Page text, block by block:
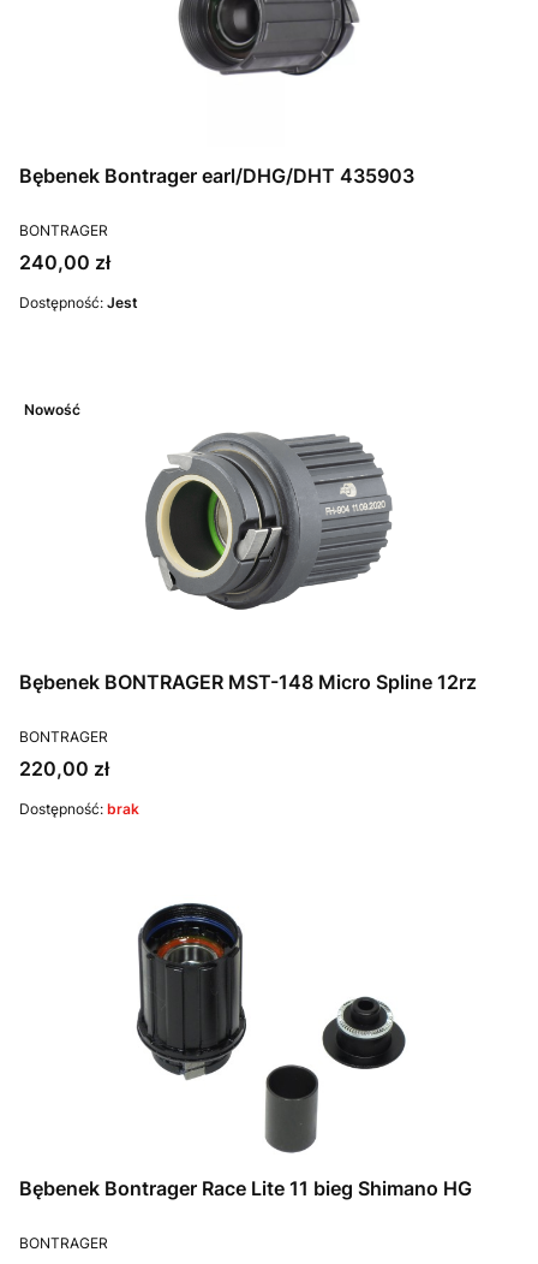
Bębenek Bontrager earl/DHG/DHT 435903
PRODUCENT
BONTRAGER
Cena
240,00 zł
Dostępność: Jest
Nowość
Bębenek BONTRAGER MST-148 Micro Spline 12rz
PRODUCENT
BONTRAGER
Cena
220,00 zł
Dostępność: brak
Bębenek Bontrager Race Lite 11 bieg Shimano HG
PRODUCENT
BONTRAGER